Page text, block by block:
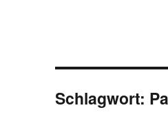
Schlagwort: